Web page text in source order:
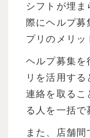
シフトが埋ま
際にヘルプ募
プリのメリッ
ヘルプ募集を
リを活用す
連絡を取るこ
る人を一括で
また、店舗